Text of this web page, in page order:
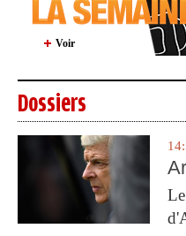
Voir
Dossiers